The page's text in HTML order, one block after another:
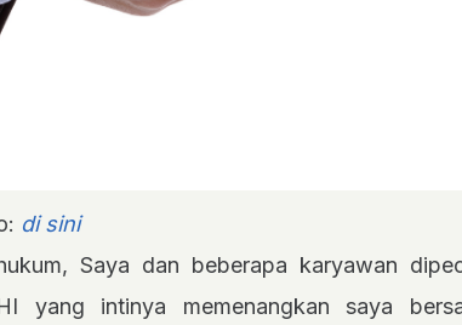
di sini
Saya dan beberapa karyawan
yang intinya memenangkan saya